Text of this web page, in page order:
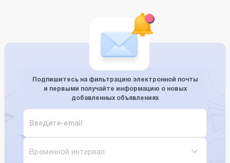
Подпишитесь на фильтрацию электронной почты
и первыми получайте информацию о новых
добавленных объявлениях
Временной интервал